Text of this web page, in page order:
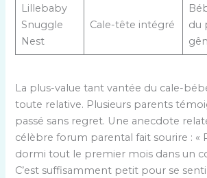
Lillebaby
Snuggle
Nest
Cale-tête intégré
du
La plus-value tant vantée du cale-
toute relative. Plusieurs parents
passé sans regret. Une anecdote
célèbre forum parental fait sourire : «
dormi tout le premier mois dans un
C’est suffisamment petit pour se